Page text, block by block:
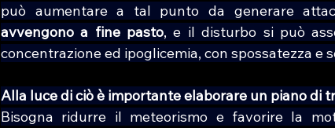
può aumentare a tal punto da generare
avvengono a fine pasto, e il disturbo si può
concentrazione ed ipoglicemia, con spossatezza e
Alla luce di ciò è importante elaborare un piano di
Bisogna ridurre il meteorismo e favorire la